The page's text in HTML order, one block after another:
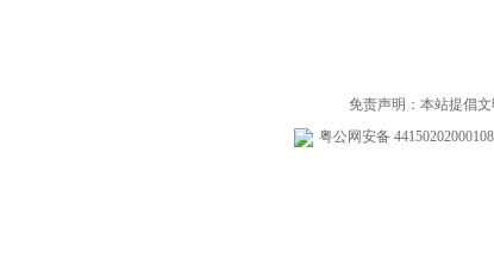
免责声明：本站提倡
粤公网安备